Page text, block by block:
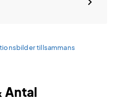
tillsammans
Antal